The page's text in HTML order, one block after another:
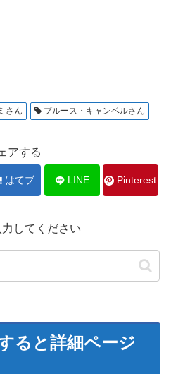
さん ブルース・キャンベルさん
アする
はてブ LINE Pinterest
してください
ると詳細ページ